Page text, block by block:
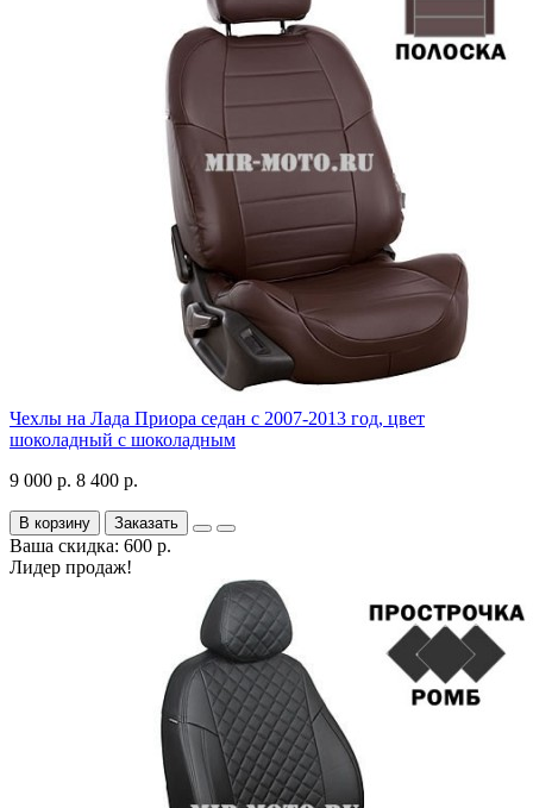
Чехлы на Лада Приора седан с 2007-2013 год, цвет
шоколадный с шоколадным
9 000 р. 8 400 р.
В корзину Заказать
Ваша скидка: 600 р.
Лидер продаж!